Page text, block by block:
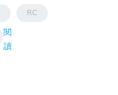
RC
閱
讀